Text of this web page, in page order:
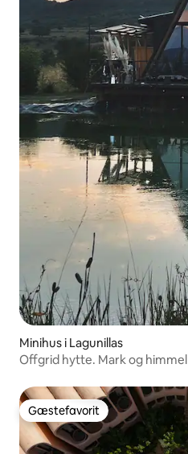
Minihus i Lagunillas
Offgrid hytte. Mark og himmel
Gæstefavorit
Gæstefavorit